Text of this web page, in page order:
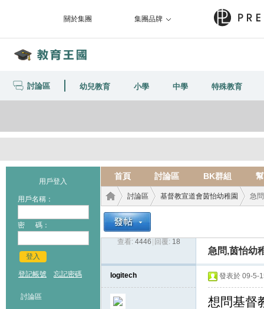
關於集團 集團品牌
討論區 幼兒教育 小學 中學 特殊教育
用戶登入
用戶名稱：
密 碼：
登入
登記帳號 忘記密碼
討論區
首頁 討論區 BK群組
›
討論區
›
基督教宣道會茵怡幼稚園
›
急
查看: 4446 回覆: 18
急問,茵怡幼
logitech 發表於 09-5-
想問基督